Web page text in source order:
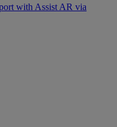
with Assist AR via